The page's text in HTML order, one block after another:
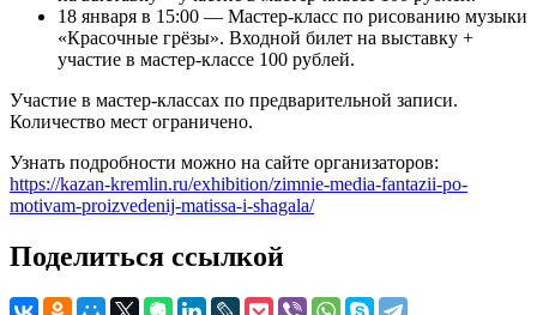
18 января в 15:00 — Мастер-класс по рисованию музыки
«Красочные грёзы». Входной билет на выставку +
участие в мастер-классе 100 рублей.
Участие в мастер-классах по предварительной записи.
Количество мест ограничено.
Узнать подробности можно на сайте организаторов:
https://kazan-kremlin.ru/exhibition/zimnie-media-fantazii-po-
motivam-proizvedenij-matissa-i-shagala/
Поделиться ссылкой